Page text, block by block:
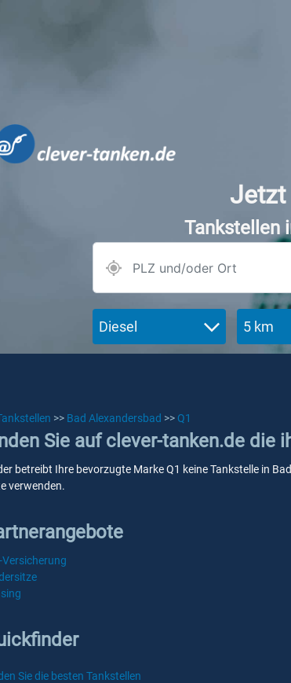
Jetzt
Tankstellen
Diesel 5 km
>> Bad Alexandersbad >> Q1
Sie auf clever-tanken.de die
betreibt Ihre bevorzugte Marke Q1 keine Tankstelle in
verwenden.
Versicherung
Sie die besten Tankstellen